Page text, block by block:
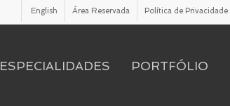
English Área Reservada Política de Privacidade
ESPECIALIDADES PORTFÓLIO